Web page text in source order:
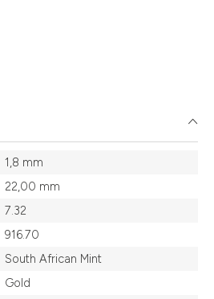
1,8 mm
22,00 mm
7.32
916.70
South African Mint
Gold